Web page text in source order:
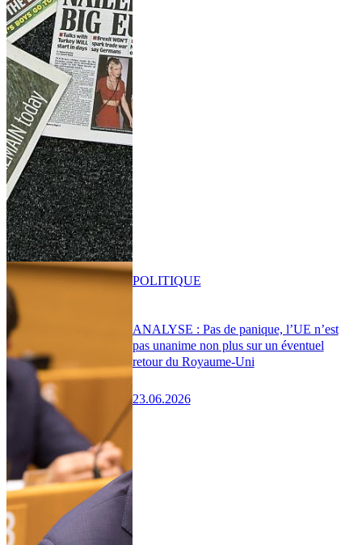
ANALYSE : Pas de panique, l’UE n’est
pas unanime non plus sur un éventuel
retour du Royaume-Uni
23.06.2026
POLITIQUE